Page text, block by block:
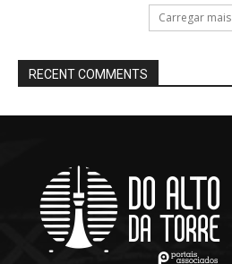
Carregar mais
RECENT COMMENTS